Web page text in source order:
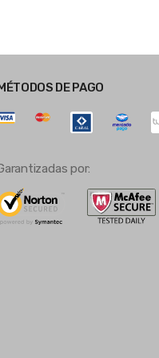
DE PAGO
por: